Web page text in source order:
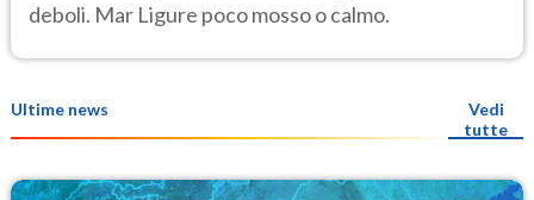
deboli. Mar Ligure poco mosso o calmo.
Ultime news
Vedi
tutte